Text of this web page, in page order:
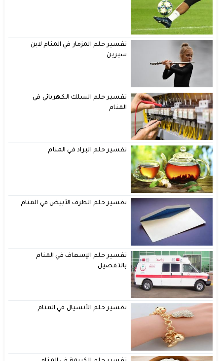
تفسير حلم المزمار في المنام لابن
سيرين
تفسير حلم السلك الكهربائي في
المنام
تفسير حلم البراد في المنام
تفسير حلم الظرف الأبيض في المنام
تفسير حلم الإسعاف في المنام
بالتفصيل
تفسير حلم الأنسيال في المنام